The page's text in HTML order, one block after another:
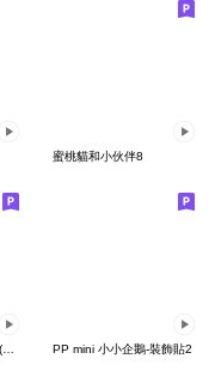
蜜桃貓和小伙伴8
法鬥皮古-說好的減肥呢(第15彈) PP mini 小小企鵝-裝飾貼2